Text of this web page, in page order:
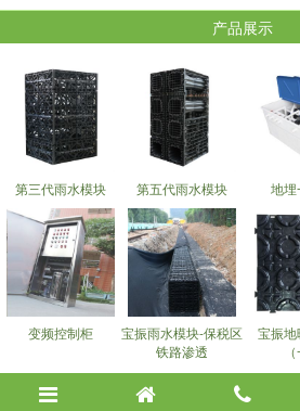
产品展示
第三代雨水模块 第五代雨水模块 地埋
变频控制柜
宝振雨水模块-保税区
铁路渗透
宝振